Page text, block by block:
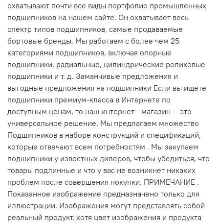
охватывают почти все виды портфолио промышленных
подшипников на нашем сайте. Он охватывает весь
спектр типов подшипников, самые продаваемые
бортовые бренды. Мы работаем с более чем 25
категориями подшипников, включая опорные
подшипники, радиальные, цилиндрические роликовые
подшипники и т. д. Заманчивые предложения и
выгодные предложения на подшипники Если вы ищете
подшипники премиум-класса в Интернете по
доступным ценам, то наш интернет - магазин — это
универсальное решение. Мы предлагаем множество
Подшипников в наборе конструкций и спецификаций,
которые отвечают всем потребностям . Мы закупаем
подшипники у известных дилеров, чтобы убедиться, что
товары подлинные и что у вас не возникнет никаких
проблем после совершения покупки. ПРИМЕЧАНИЕ .
Показанное изображение предназначено только для
иллюстрации. Изображения могут представлять собой
реальный продукт, хотя цвет изображения и продукта